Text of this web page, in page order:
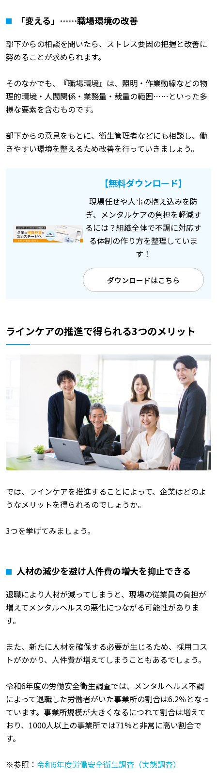
「変える」……職場環境の改善
部下からの相談を聞いたら、ストレス要因の把握と改善に
努めることが求められます。
そのなかでも、『職場環境』は、照明・作業動線などの物
理的環境・人間関係・業務量・裁量の範囲……といった多
様な要素を含むものです。
部下からの意見をもとに、衛生管理者などにも相談し、働
きやすい環境を整えるため改善を行っていきましょう。
【無料ダウンロード】
現場任せや人事の抱え込みを防
ぎ、メンタルケアの負担を軽減す
るには？組織全体で不調に対応す
る体制の作り方を整理していま
す！
ダウンロードはこちら
ラインケアの推進で得られる3つのメリット
では、ラインケアを推進することによって、企業はどのよ
うなメリットを得られるのでしょうか。
3つを挙げてみましょう。
人材の減少を避け人件費の増大を抑止できる
退職により人材が減ってしまうと、現場の従業員の負担が
増えてメンタルヘルスの悪化につながる可能性がありま
す。
また、新たに人材を確保する必要が生じるため、採用コス
トがかかり、人件費が増えてしまうこともあるでしょう。
令和6年度の労働安全衛生調査では、メンタルヘルス不調
によって退職した労働者がいた事業所の割合は6.2％となっ
ています。事業所規模が大きくなるにつれて割合は増えて
おり、1000人以上の事業所では71%と非常に高い割合で
す。
※参照： 令和6年度労働安全衛生調査（実態調査）